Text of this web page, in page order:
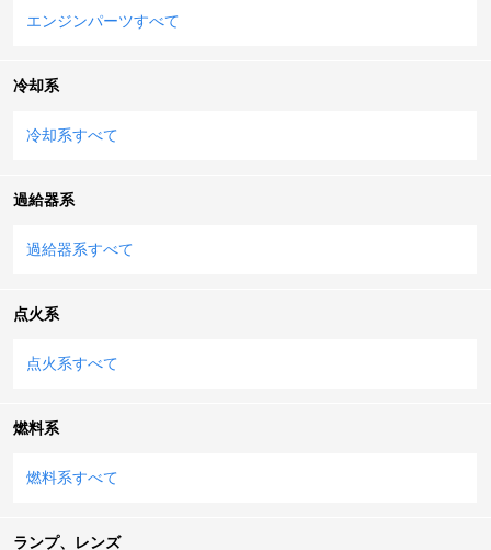
エンジンパーツすべて
冷却系
冷却系すべて
過給器系
過給器系すべて
点火系
点火系すべて
燃料系
燃料系すべて
ランプ、レンズ